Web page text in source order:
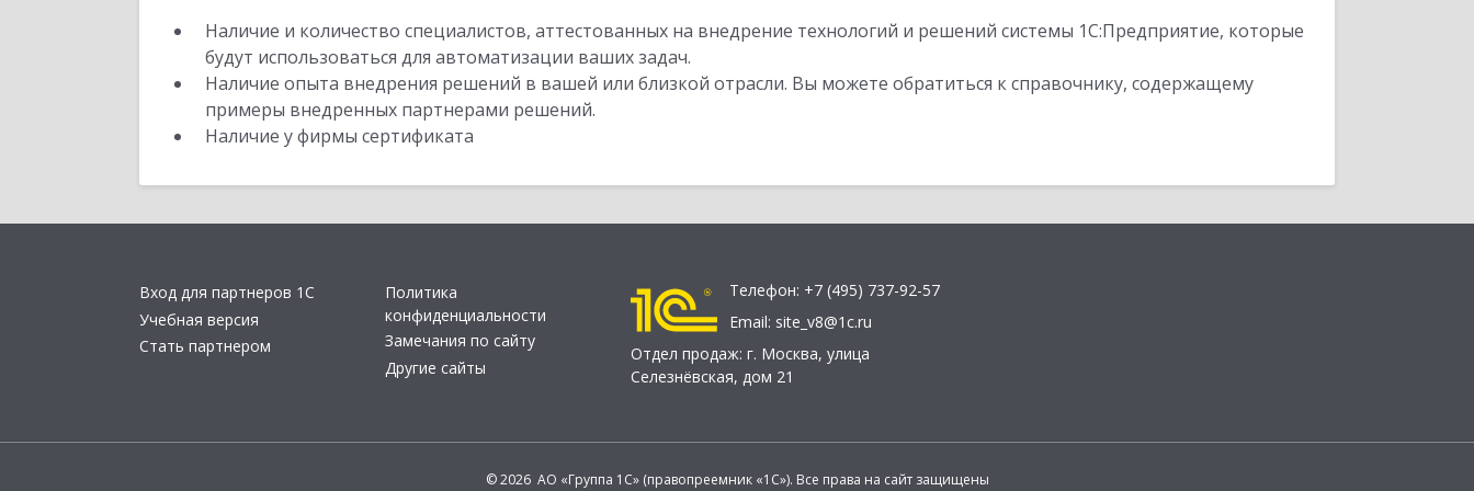
Наличие и количество специалистов, аттестованных на внедрение технологий и решений системы 1С:Предприятие, которые
будут использоваться для автоматизации ваших задач.
Наличие опыта внедрения решений в вашей или близкой отрасли. Вы можете обратиться к справочнику, содержащему
примеры внедренных партнерами решений.
Наличие у фирмы сертификата
Вход для партнеров 1С
Учебная версия
Стать партнером
Политика
конфиденциальности
Замечания по сайту
Другие сайты
Телефон: +7 (495) 737-92-57
Email: site_v8@1c.ru
Отдел продаж: г. Москва, улица
Селезнёвская, дом 21
© 2026 АО «Группа 1С» (правопреемник «1С»). Все права на сайт защищены